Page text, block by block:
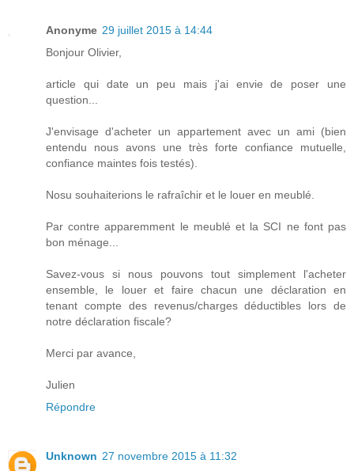
Anonyme 29 juillet 2015 à 14:44
Bonjour Olivier,
article qui date un peu mais j'ai envie de poser une
question...
J'envisage d'acheter un appartement avec un ami (bien
entendu nous avons une très forte confiance mutuelle,
confiance maintes fois testés).
Nosu souhaiterions le rafraîchir et le louer en meublé.
Par contre apparemment le meublé et la SCI ne font pas
bon ménage...
Savez-vous si nous pouvons tout simplement l'acheter
ensemble, le louer et faire chacun une déclaration en
tenant compte des revenus/charges déductibles lors de
notre déclaration fiscale?
Merci par avance,
Julien
Répondre
Unknown 27 novembre 2015 à 11:32